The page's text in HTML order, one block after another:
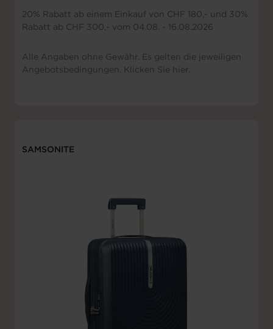
20% Rabatt ab einem Einkauf von CHF 180,- und 30%
Rabatt ab CHF 300,- vom 04.08. - 16.08.2026
Alle Angaben ohne Gewähr. Es gelten die jeweiligen
Angebotsbedingungen. Klicken Sie hier.
SAMSONITE